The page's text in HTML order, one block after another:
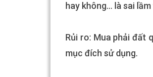
hay không… là sai
Rủi ro: Mua phải đất
mục đích sử dụng.